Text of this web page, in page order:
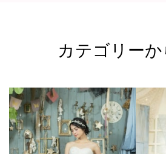
カテゴリー